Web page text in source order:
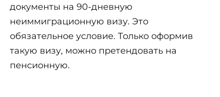
документы на 90-дневную
неиммиграционную визу. Это
обязательное условие. Только оформив
такую визу, можно претендовать на
пенсионную.